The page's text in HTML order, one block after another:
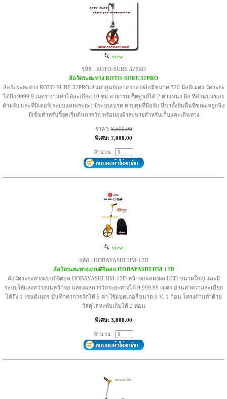
view
รหัส : ROTO-SURE 32PRO
ล้อวัดระยะทาง ROTO-SURE 32PRO
ล้อวัดระยะทาง ROTO-SURE 32PROเส้นผ่าศูนย์กลางของวงล้อมีขนาด 320 มิลลิเมตร วัดระยะ
ได้ถึง 9999.9 เมตร อ่านค่าได้ละเอียด 10 ซม สามารถเซ็ตศูนย์ได้ 2 ตำแหน่ง คือ ที่ส่วนบนของ
ด้ามจับ และที่มิเตอร์(ระบบแสดงระยะ) มีระบบเบรค ควบคุมที่มือจับ มีขาตั้งยันพื้นที่ขณะหยุดนิ่ง
มีเข็มสำหรับชี้จุดเริ่มต้นการวัด พร้อมถุงผ้าสะพายสำหรับเก็บและเดินทาง
ราคา:8,500.00
พิเศษ: 7,000.00
จำนวน :
view
รหัส : HOBAYASHI HM-12D
ล้อวัดระยะทางแบบดิจิตอล HOBAYASHI HM-12D
ล้อวัดระยะทางแบบดิจิตอล HOBAYASHI HM-12D หน้าจอแสดงผล LCD ขนาดใหญ่ และมี
ระบบให้แสงสว่างบนหน้าจอ แสดงผลการวัดระยะทางได้ 9,999.99 เมตร อ่านค่าความละเอียด
ได้ถึง 1 เซนติเมตร บันทึกค่าการวัดได้ 5 ค่า ใช้แบตเตอรี่ขนาด 9 V. 1 ก้อน โครงด้ามทำด้วย
วัสดุโลหะพับเก็บได้ 2 ท่อน
พิเศษ: 3,800.00
จำนวน :